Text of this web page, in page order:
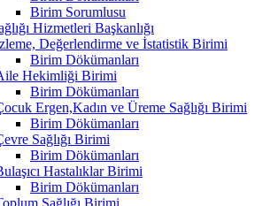
Birim Sorumlusu
Hizmetleri Başkanlığı
Değerlendirme ve İstatistik Birimi
Birim Dökümanları
Hekimliği Birimi
Birim Dökümanları
Ergen,Kadın ve Üreme Sağlığı Birimi
Birim Dökümanları
Sağlığı Birimi
Birim Dökümanları
Hastalıklar Birimi
Birim Dökümanları
Sağlığı Birimi